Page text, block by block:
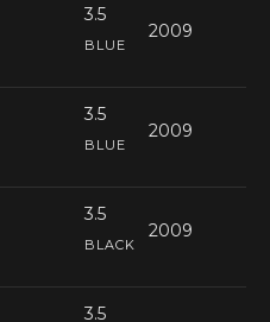
3.5
2009
BLUE
3.5
2009
BLUE
3.5
2009
BLACK
3.5